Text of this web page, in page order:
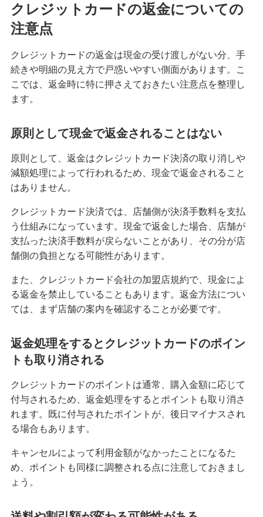
みずほマイレージクラブカード（クレジットカ
ード）
みずほJCBデビット（デビットカード）
みずほWallet
その他決済・支払いサービス
みずほダイレクト
みずほマイレージクラブ
みずほプレミアムクラブ
ローン
住宅ローン・カードローン
貯める・増やす
預金・NISA・資産運用
備える
学ぶ・考える
生涯学習
お客さまサポート
クレジットカードの返金についての
注意点
クレジットカードの返金は現金の受け渡しがない分、手
続きや明細の見え方で戸惑いやすい側面があります。こ
こでは、返金時に特に押さえておきたい注意点を整理し
ます。
原則として現金で返金されることはない
原則として、返金はクレジットカード決済の取り消しや
減額処理によって行われるため、現金で返金されること
はありません。
クレジットカード決済では、店舗側が決済手数料を支払
う仕組みになっています。現金で返金した場合、店舗が
支払った決済手数料が戻らないことがあり、その分が店
舗側の負担となる可能性があります。
また、クレジットカード会社の加盟店規約で、現金によ
る返金を禁止していることもあります。返金方法につい
ては、まず店舗の案内を確認することが必要です。
返金処理をするとクレジットカードのポイン
トも取り消される
クレジットカードのポイントは通常、購入金額に応じて
付与されるため、返金処理をするとポイントも取り消さ
れます。既に付与されたポイントが、後日マイナスされ
る場合もあります。
キャンセルによって利用金額がなかったことになるた
め、ポイントも同様に調整される点に注意しておきまし
ょう。